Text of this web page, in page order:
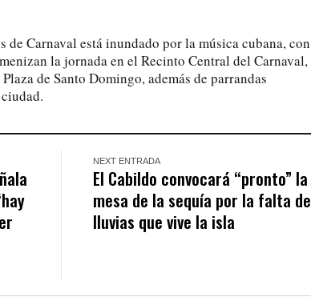
de Carnaval está inundado por la música cubana, con
la jornada en el Recinto Central del Carnaval,
de Santo Domingo, además de parrandas
NEXT ENTRADA
El Cabildo convocará “pronto” la
mesa de la sequía por la falta de
lluvias que vive la isla